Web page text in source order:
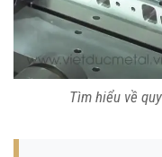
Tìm hiểu về